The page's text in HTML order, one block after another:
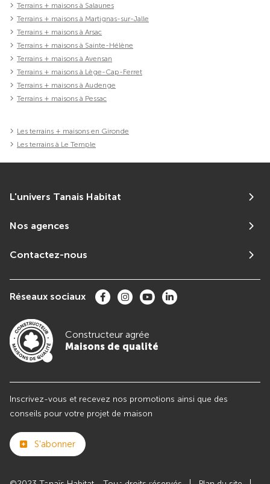
Terrains + maisons à Salaunes
Terrains + maisons à Martignas-sur-Jalle
Terrains + maisons à Arsac
Terrains + maisons à Sainte-Hélène
Terrains + maisons à Avensan
Terrains + maisons à Lège-Cap-Ferret
Terrains + maisons à Audenge
Terrains + maisons à Pessac
Les terrains + maisons en Gironde
Les terrains à Le Temple
L'univers Tanais Habitat
Nos agences
Contactez-nous
Réseaux sociaux
Constructeur agrée
Maisons de qualité
Inscrivez-vous et recevez nos promotions ainsi que des
conseils pour votre projet de maison
S'abonner